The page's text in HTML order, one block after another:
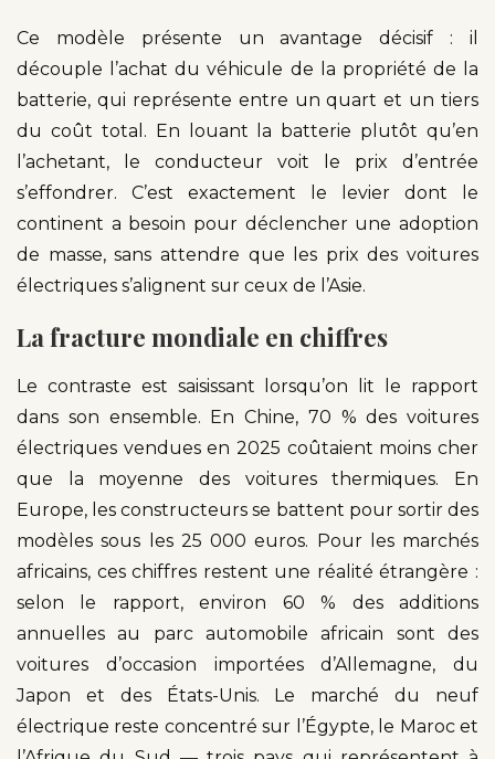
Ce modèle présente un avantage décisif : il
découple l’achat du véhicule de la propriété de la
batterie, qui représente entre un quart et un tiers
du coût total. En louant la batterie plutôt qu’en
l’achetant, le conducteur voit le prix d’entrée
s’effondrer. C’est exactement le levier dont le
continent a besoin pour déclencher une adoption
de masse, sans attendre que les prix des voitures
électriques s’alignent sur ceux de l’Asie.
La fracture mondiale en chiffres
Le contraste est saisissant lorsqu’on lit le rapport
dans son ensemble. En Chine, 70 % des voitures
électriques vendues en 2025 coûtaient moins cher
que la moyenne des voitures thermiques. En
Europe, les constructeurs se battent pour sortir des
modèles sous les 25 000 euros. Pour les marchés
africains, ces chiffres restent une réalité étrangère :
selon le rapport, environ 60 % des additions
annuelles au parc automobile africain sont des
voitures d’occasion importées d’Allemagne, du
Japon et des États-Unis. Le marché du neuf
électrique reste concentré sur l’Égypte, le Maroc et